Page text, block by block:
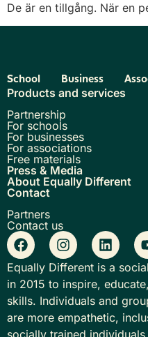
De är en tillgång. När en
School Business
Products and services
Partnership
For schools
For businesses
For associations
Free materials
Press & Media
About Equally Different
Contact
Partners
Contact us
Equally Different is a
in 2015 to inspire,
skills. Individuals and
are more empathetic,